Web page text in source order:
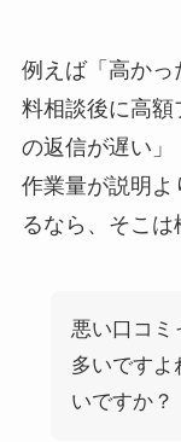
例えば「高か
料相談後に高額
の返信が遅い
作業量が説明よ
るなら、そこは
悪い口コミ
多いです
いですか？